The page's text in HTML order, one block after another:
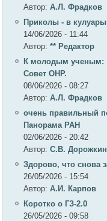
Автор: А.Л. Фрадков
Приколы - в кулуары
14/06/2026 - 11:44
Автор: ** Редактор
К молодым ученым:
Совет ОНР.
08/06/2026 - 08:27
Автор: А.Л. Фрадков
очень правильный
Панорама РАН
02/06/2026 - 20:42
Автор: С.В. Дорожкин
Здорово, что снова
26/05/2026 - 15:54
Автор: А.И. Карпов
Коротко о ГЗ-2.0
26/05/2026 - 09:58